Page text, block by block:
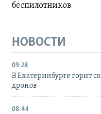
беспилотников
НОВОСТИ
09:28
В Екатеринбурге горит
дронов
08:44